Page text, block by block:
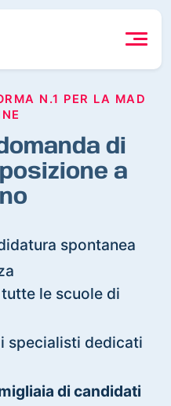
N.1 PER LA MAD
di
a
spontanea
le scuole di
specialisti dedicati
di candidati